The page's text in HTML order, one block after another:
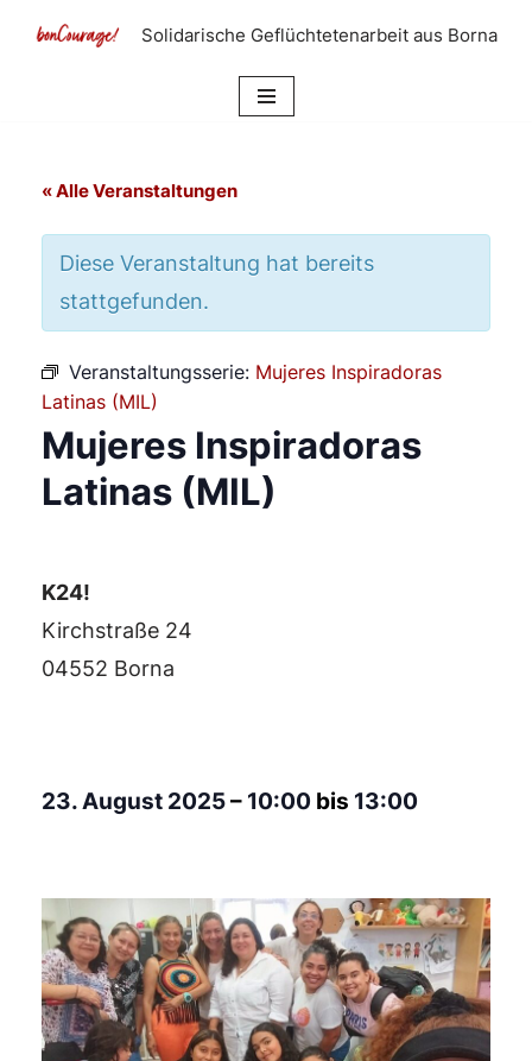
Solidarische Geflüchtetenarbeit aus Borna
« Alle Veranstaltungen
Diese Veranstaltung hat bereits
stattgefunden.
Veranstaltungsserie: Mujeres Inspiradoras
Latinas (MIL)
Mujeres Inspiradoras
Latinas (MIL)
K24!
Kirchstraße 24
04552 Borna
23. August 2025– 10:00 bis 13:00